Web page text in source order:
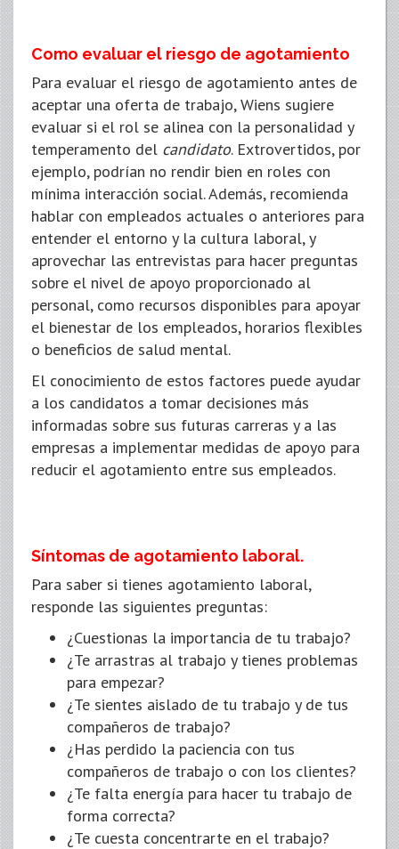
Como evaluar el riesgo de agotamiento
Para evaluar el riesgo de agotamiento antes de
aceptar una oferta de trabajo, Wiens sugiere
evaluar si el rol se alinea con la personalidad y
temperamento del candidato. Extrovertidos, por
ejemplo, podrían no rendir bien en roles con
mínima interacción social. Además, recomienda
hablar con empleados actuales o anteriores para
entender el entorno y la cultura laboral, y
aprovechar las entrevistas para hacer preguntas
sobre el nivel de apoyo proporcionado al
personal, como recursos disponibles para apoyar
el bienestar de los empleados, horarios flexibles
o beneficios de salud mental.
El conocimiento de estos factores puede ayudar
a los candidatos a tomar decisiones más
informadas sobre sus futuras carreras y a las
empresas a implementar medidas de apoyo para
reducir el agotamiento entre sus empleados.
Síntomas de agotamiento laboral.
Para saber si tienes agotamiento laboral,
responde las siguientes preguntas:
¿Cuestionas la importancia de tu trabajo?
¿Te arrastras al trabajo y tienes problemas
para empezar?
¿Te sientes aislado de tu trabajo y de tus
compañeros de trabajo?
¿Has perdido la paciencia con tus
compañeros de trabajo o con los clientes?
¿Te falta energía para hacer tu trabajo de
forma correcta?
¿Te cuesta concentrarte en el trabajo?